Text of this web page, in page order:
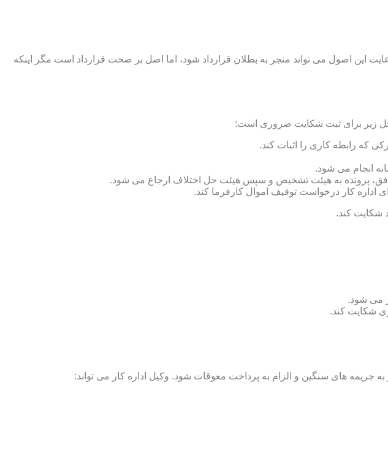
عدم رعایت این اصول می تواند منجر به بطلان قرارداد شود، اما اصل بر صحت قرارداد است مگر اینکه
زیر برای ثبت شکایت ضروری است:
که رابطه کاری را اثبات کند.
پرونده به هیئت تشخیص و سپس هیئت حل اختلاف ارجاع می شود.
اداره کار درخواست توقیف اموال کارفرما کند.
شکایت کند.
های سنگین و الزام به پرداخت معوقات شود. وکیل اداره کار می تواند: